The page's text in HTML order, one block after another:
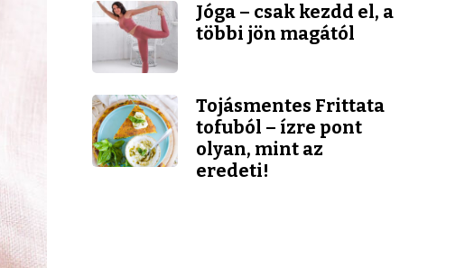
Jóga – csak kezdd el, a
többi jön magától
Tojásmentes Frittata
tofuból – ízre pont
olyan, mint az
eredeti!